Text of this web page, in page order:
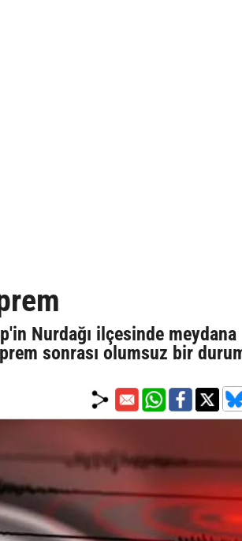
Nurdağı ilçesinde meydana
sonrası olumsuz bir